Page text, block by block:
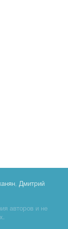
, Дмитрий
авторов и не